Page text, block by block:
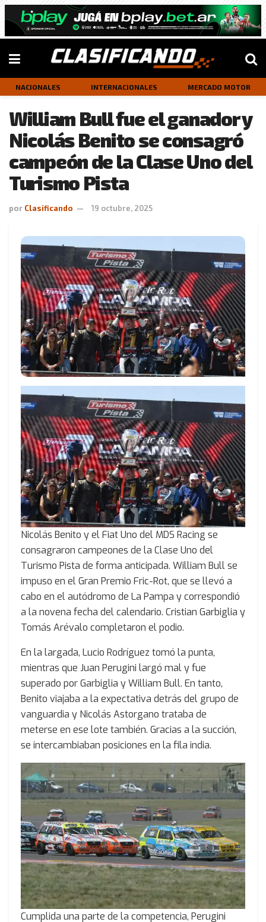
NACIONALES INTERNACIONALES MERCADO MOTOR
William Bull fue el ganador y
Nicolás Benito se consagró
campeón de la Clase Uno del
Turismo Pista
por Clasificando 19 octubre, 2025
Nicolás Benito y el Fiat Uno del MDS Racing se
consagraron campeones de la Clase Uno del
Turismo Pista de forma anticipada. William Bull se
impuso en el Gran Premio Fric-Rot, que se llevó a
cabo en el autódromo de La Pampa y correspondió
a la novena fecha del calendario. Cristian Garbiglia y
Tomás Arévalo completaron el podio.
En la largada, Lucio Rodríguez tomó la punta,
mientras que Juan Perugini largó mal y fue
superado por Garbiglia y William Bull. En tanto,
Benito viajaba a la expectativa detrás del grupo de
vanguardia y Nicolás Astorgano trataba de
meterse en ese lote también. Gracias a la succión,
se intercambiaban posiciones en la fila india.
Cumplida una parte de la competencia, Perugini